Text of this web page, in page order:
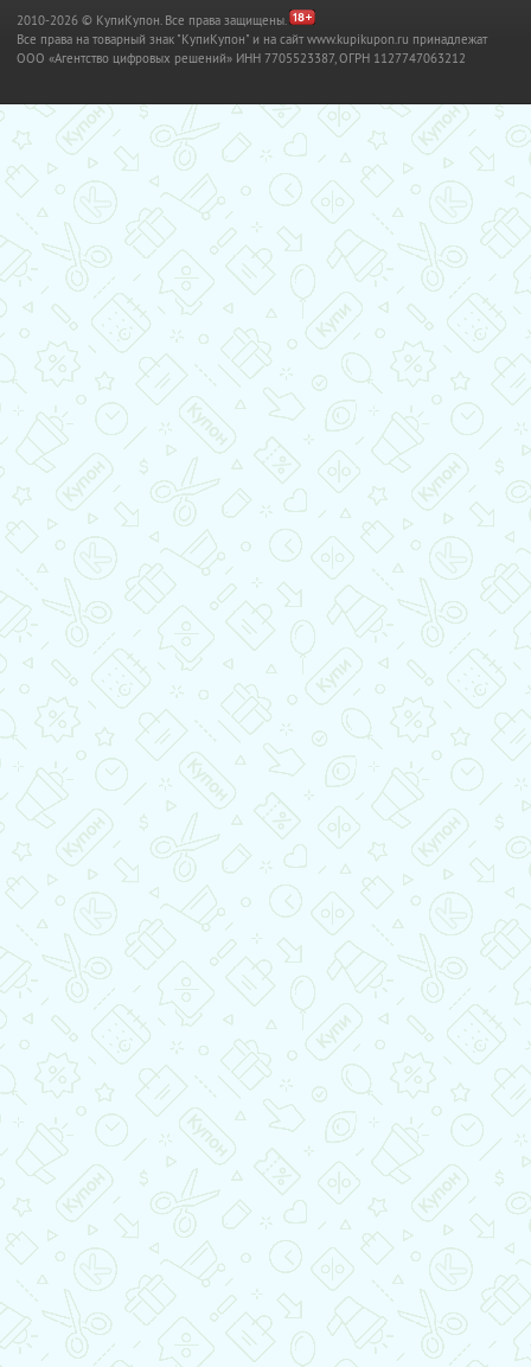
2010-2026 © КупиКупон. Все права защищены.
Все права на товарный знак "КупиКупон" и на сайт www.kupikupon.ru принадлежат
OOO «Агентство цифровых решений» ИНН 7705523387, ОГРН 1127747063212